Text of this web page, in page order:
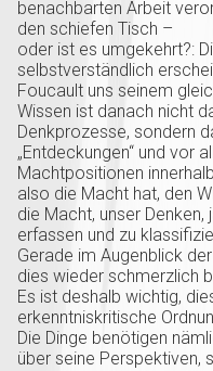
benachbarten Arbeit
den schiefen Tisch –
oder ist es umgekehrt?:
selbstverständlich
Foucault uns seinem
Wissen ist danach nicht
Denkprozesse, sondern
„Entdeckungen“ und vor
Machtpositionen
also die Macht hat, den
die Macht, unser
erfassen und zu
Gerade im Augenblick
dies wieder schmerzlich
Es ist deshalb wichtig,
erkenntniskritische
Die Dinge benötigen
über seine Perspektiven,